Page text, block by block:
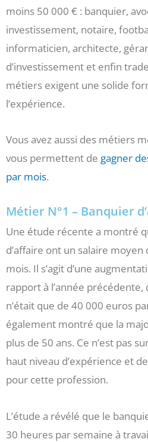
moins 50 000 € : banquier,
investissement, notaire,
informaticien, architecte,
d’investissement et enfin
métiers exigent une solide
l’expérience.
Vous avez aussi des métiers
vous permettent de gagner
par mois.
Métier N°1 – Banquier
Une étude récente a montré
d’affaire ont un salaire
mois. Il s’agit d’une
rapport à l’année
n’était que de 40 000 euros
également montré que la
plus de 50 ans. Ce n’est pas
haut niveau d’expérience et
pour cette profession.
L’étude a révélé que le
30 heures par semaine à